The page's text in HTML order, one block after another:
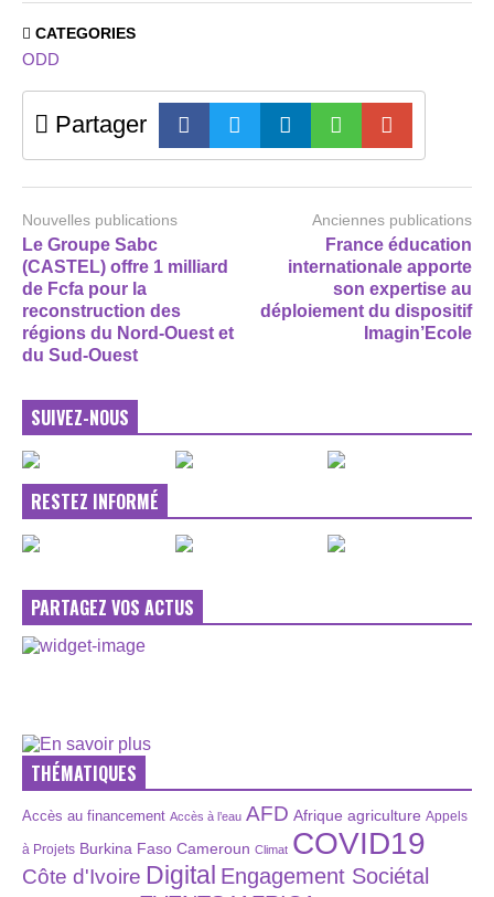
CATEGORIES
ODD
Partager
Nouvelles publications
Le Groupe Sabc
(CASTEL) offre 1 milliard
de Fcfa pour la
reconstruction des
régions du Nord-Ouest et
du Sud-Ouest
Anciennes publications
France éducation
internationale apporte
son expertise au
déploiement du dispositif
Imagin’Ecole
SUIVEZ-NOUS
RESTEZ INFORMÉ
PARTAGEZ VOS ACTUS
THÉMATIQUES
Accès au financement Accès à l’eau AFD Afrique agriculture Appels
à Projets Burkina Faso Cameroun Climat COVID19
Côte d'Ivoire Digital Engagement Sociétal